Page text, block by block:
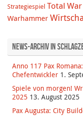
Strategiespiel Total War
Warhammer
News-Archiv in
Anno 117 Pax
Chefentwickler 1.
Spiele von morgen!
2025 13. August 2025
Pax Augusta: City